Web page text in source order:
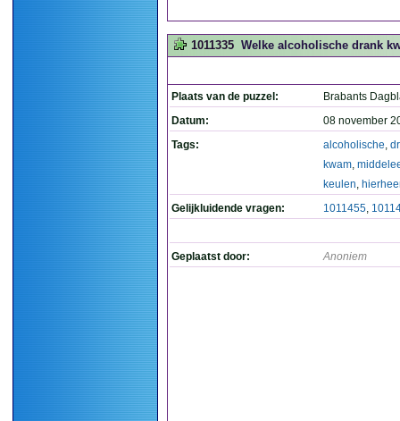
1011335 Welke alcoholische drank
Plaats van de puzzel:
Brabants
Datum:
08 november
Tags:
alcoholische,
kwam,
keulen,
Gelijkluidende vragen:
1011455,
Geplaatst door: Anoniem